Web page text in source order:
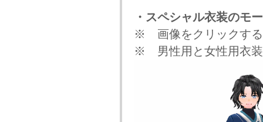
・スペシャル衣装のモ
※ 画像をクリックする
※ 男性用と女性用衣装